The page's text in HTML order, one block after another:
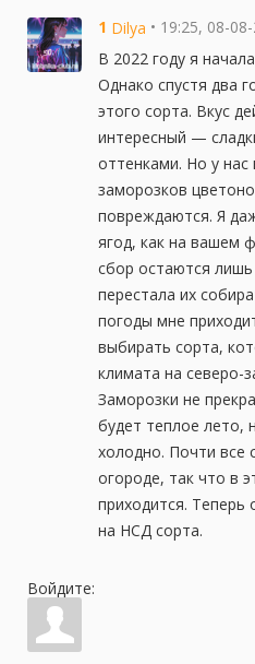
Клубника
23-09-2025 в
22-09-2025 в
01-09-2025
06-08-2025
1 Dilya • 19:25, 08-
В 2022 году я
Однако спустя два
этого сорта. Вкус
интересный —
оттенками. Но у нас
заморозков
повреждаются. Я
ягод, как на вашем
сбор остаются
перестала их
погоды мне
выбирать сорта,
климата на северо-
Заморозки не
будет теплое лето,
холодно. Почти все
огороде, так что в
приходится. Теперь
на НСД сорта.
Войдите: